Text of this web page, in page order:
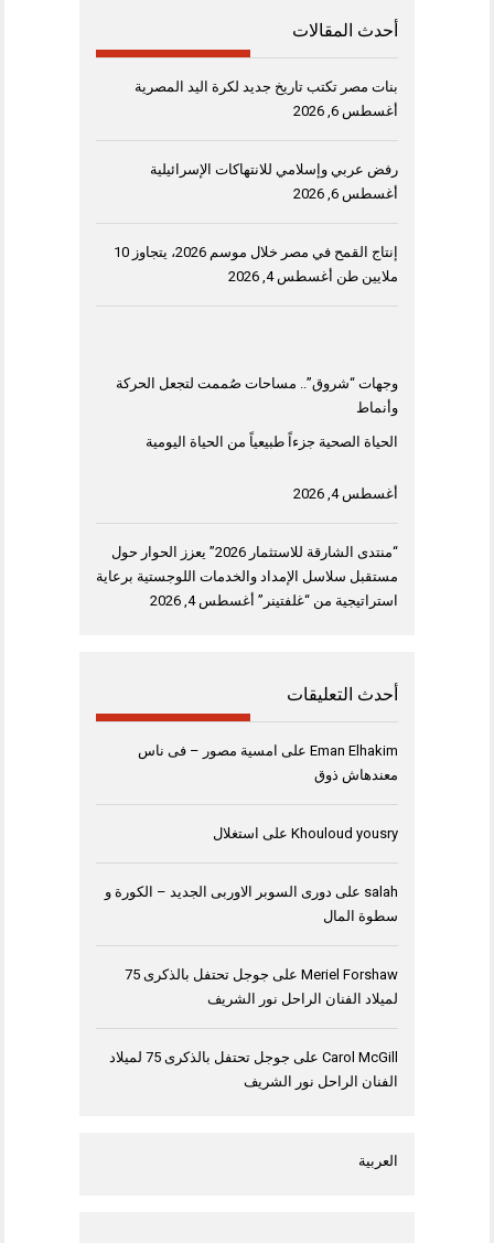
أحدث المقالات
بنات مصر تكتب تاريخ جديد لكرة اليد المصرية
أغسطس 6, 2026
رفض عربي وإسلامي للانتهاكات الإسرائيلية
أغسطس 6, 2026
إنتاج القمح في مصر خلال موسم 2026، يتجاوز 10
ملايين طن أغسطس 4, 2026
وجهات “شروق”.. مساحات صُممت لتجعل الحركة
وأنماط
الحياة الصحية جزءاً طبيعياً من الحياة اليومية
أغسطس 4, 2026
“منتدى الشارقة للاستثمار 2026” يعزز الحوار حول
مستقبل سلاسل الإمداد والخدمات اللوجستية برعاية
استراتيجية من “غلفتينر” أغسطس 4, 2026
أحدث التعليقات
Eman Elhakim على امسية مصور – فى ناس
معندهاش ذوق
Khouloud yousry على استغلال
salah على دورى السوبر الاوربى الجديد – الكورة و
سطوة المال
Meriel Forshaw على
جوجل تحتفل بالذكرى 75
لميلاد الفنان الراحل نور الشريف
Carol McGill على
جوجل تحتفل بالذكرى 75 لميلاد
الفنان الراحل نور الشريف
العربية